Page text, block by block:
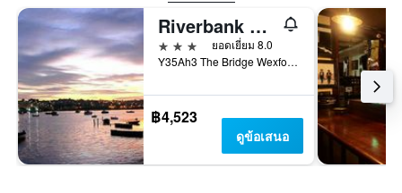
Riverbank House Hotel
3 ดาว
ยอดเยี่ยม 8.0
Y35Ah3 The Bridge Wexford, Ireland, เวกซ์ฟอร์ด, ไอร์แลนด์
฿4,523
ดูข้อเสนอ